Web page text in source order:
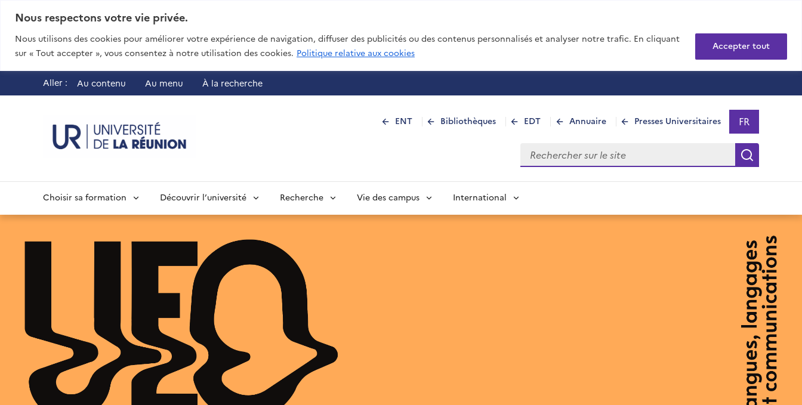
Nous respectons votre vie privée.
Nous utilisons des cookies pour améliorer votre expérience de navigation, diffuser des publicités ou des contenus personnalisés et analyser notre trafic. En cliquant
sur « Tout accepter », vous consentez à notre utilisation des cookies. Politique relative aux cookies
Accepter tout
Aller : Au contenu Au menu À la recherche
ENT Bibliothèques EDT Annuaire Presses Universitaires Sélectionner
FR
- Français
Rechercher sur le site
Choisir sa formation Découvrir l’université Recherche Vie des campus International